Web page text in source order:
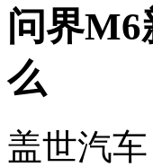
问界M6
么
盖世汽车